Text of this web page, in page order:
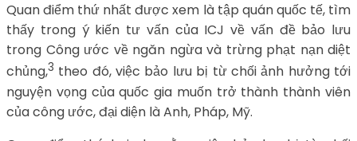
Quan điểm thứ nhất được xem là tập quán quốc tế, tìm
thấy trong ý kiến tư vấn của ICJ về vấn đề bảo lưu
trong Công ước về ngăn ngừa và trừng phạt nạn diệt
chủng,3 theo đó, việc bảo lưu bị từ chối ảnh hưởng tới
nguyện vọng của quốc gia muốn trở thành thành viên
của công ước, đại diện là Anh, Pháp, Mỹ.